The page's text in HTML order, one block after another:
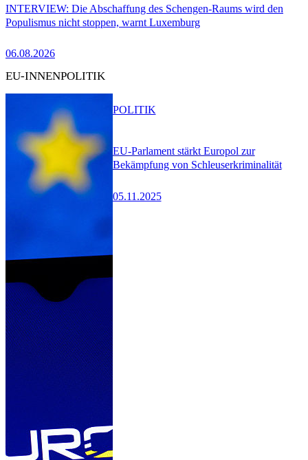
INTERVIEW: Die Abschaffung des Schengen-Raums wird den
Populismus nicht stoppen, warnt Luxemburg
06.08.2026
EU-INNENPOLITIK
EU-Parlament stärkt Europol zur
Bekämpfung von Schleuserkriminalität
05.11.2025
POLITIK